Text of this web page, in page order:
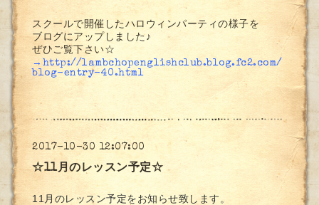
スクールで開催したハロウィンパーティの様子を
ブログにアップしました♪
ぜひご覧下さい☆
→ http://lambchopenglishclub.blog.fc2.com/
blog-entry-40.html
2017-10-30 12:07:00
☆11月のレッスン予定☆
11月のレッスン予定をお知らせ致します。